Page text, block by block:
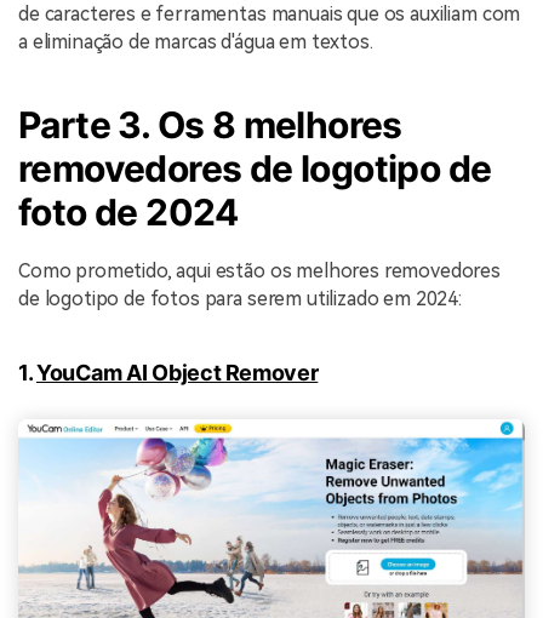
de caracteres e ferramentas manuais que os auxiliam com
a eliminação de marcas d'água em textos.
Parte 3. Os 8 melhores
removedores de logotipo de
foto de 2024
Como prometido, aqui estão os melhores removedores
de logotipo de fotos para serem utilizado em 2024:
1.YouCam AI Object Remover